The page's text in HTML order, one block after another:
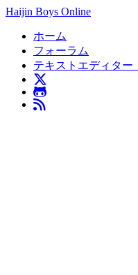
Haijin Boys Online
ホーム
フォーラム
テキストエディター